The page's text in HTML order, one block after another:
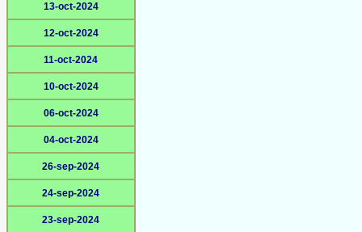
13-oct-2024
12-oct-2024
11-oct-2024
10-oct-2024
06-oct-2024
04-oct-2024
26-sep-2024
24-sep-2024
23-sep-2024